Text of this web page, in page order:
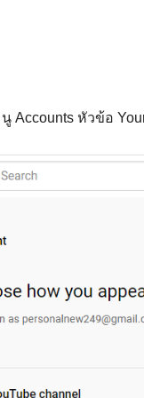
Accounts หัวข้อ